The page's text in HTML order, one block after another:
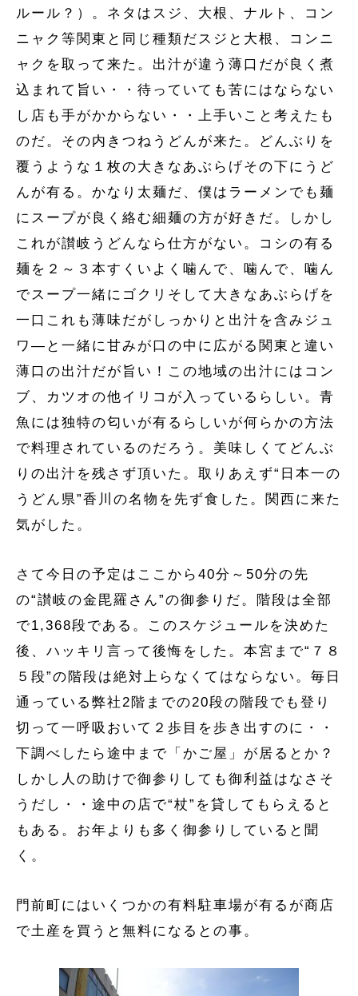
ルール？）。ネタはスジ、大根、ナルト、コン
ニャク等関東と同じ種類だスジと大根、コンニ
ャクを取って来た。出汁が違う薄口だが良く煮
込まれて旨い・・待っていても苦にはならない
し店も手がかからない・・上手いこと考えたも
のだ。その内きつねうどんが来た。どんぶりを
覆うような１枚の大きなあぶらげその下にうど
んが有る。かなり太麺だ、僕はラーメンでも麺
にスープが良く絡む細麺の方が好きだ。しかし
これが讃岐うどんなら仕方がない。コシの有る
麺を２～３本すくいよく噛んで、噛んで、噛ん
でスープ一緒にゴクリそして大きなあぶらげを
一口これも薄味だがしっかりと出汁を含みジュ
ワ―と一緒に甘みが口の中に広がる関東と違い
薄口の出汁だが旨い！この地域の出汁にはコン
ブ、カツオの他イリコが入っているらしい。青
魚には独特の匂いが有るらしいが何らかの方法
で料理されているのだろう。美味しくてどんぶ
りの出汁を残さず頂いた。取りあえず“日本一の
うどん県”香川の名物を先ず食した。関西に来た
気がした。
さて今日の予定はここから40分～50分の先
の“讃岐の金毘羅さん”の御参りだ。階段は全部
で1,368段である。このスケジュールを決めた
後、ハッキリ言って後悔をした。本宮まで“７８
５段”の階段は絶対上らなくてはならない。毎日
通っている弊社2階までの20段の階段でも登り
切って一呼吸おいて２歩目を歩き出すのに・・
下調べしたら途中まで「かご屋」が居るとか？
しかし人の助けで御参りしても御利益はなさそ
うだし・・途中の店で“杖”を貸してもらえると
もある。お年よりも多く御参りしていると聞
く。
門前町にはいくつかの有料駐車場が有るが商店
で土産を買うと無料になるとの事。